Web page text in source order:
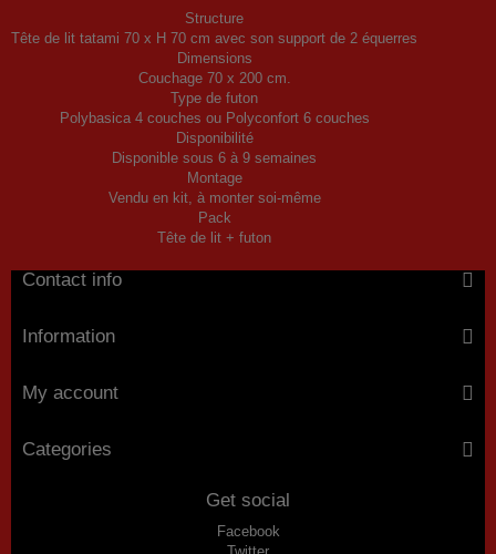
Structure
Tête de lit tatami 70 x H 70 cm avec son support de 2 équerres
Dimensions
Couchage 70 x 200 cm.
Type de futon
Polybasica 4 couches ou Polyconfort 6 couches
Disponibilité
Disponible sous 6 à 9 semaines
Montage
Vendu en kit, à monter soi-même
Pack
Tête de lit + futon
Contact info
Information
My account
Categories
Get social
Facebook